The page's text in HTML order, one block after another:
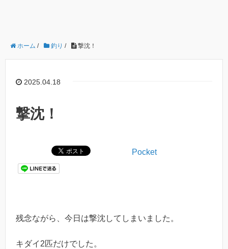
ホーム / 釣り / 撃沈！
2025.04.18
撃沈！
Pocket
残念ながら、今日は撃沈してしまいました。
キダイ2匹だけでした。